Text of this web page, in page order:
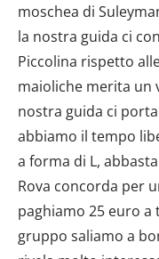
moschea di
la nostra guida ci
Piccolina rispetto
maioliche merita un
nostra guida ci
abbiamo il tempo
a forma di L,
Rova concorda per
paghiamo 25 euro
gruppo saliamo a